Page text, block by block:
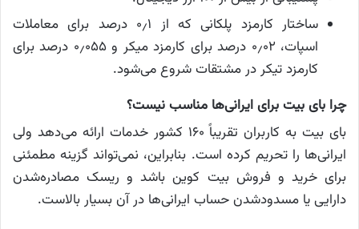
ساختار کارمزد پلکانی که از ۰٫۱ درصد برای معاملات
اسپات، ۰٫۰۲ درصد برای کارمزد میکر و ۰٫۰۵۵ درصد برای
کارمزد تیکر در مشتقات شروع می‌شود.
چرا بای بیت برای ایرانی‌ها مناسب نیست؟
بای بیت به کاربران تقریباً ۱۶۰ کشور خدمات ارائه می‌دهد ولی
ایرانی‌ها را تحریم کرده است. بنابراین، نمی‌تواند گزینه مطمئنی
برای خرید و فروش بیت کوین باشد و ریسک مصادره‌شدن
دارایی یا مسدودشدن حساب ایرانی‌ها در آن بسیار بالاست.